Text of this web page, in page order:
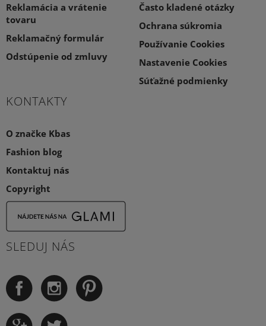
Reklamácia a vrátenie
tovaru
Reklamačný formulár
Odstúpenie od zmluvy
Často kladené otázky
Ochrana súkromia
Používanie Cookies
Nastavenie Cookies
Súťažné podmienky
KONTAKTY
O značke Kbas
Fashion blog
Kontaktuj nás
Copyright
SLEDUJ NÁS